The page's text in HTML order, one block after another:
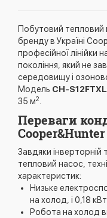
Побутовий тепловий
бренду в Україні
професійної лінійки
покоління, який не
середовищу і
Модель CH-
35 м2
Переваги
Завдяки інверторній
тепловий насос,
характеристик:
Низьке
на холод, і 0,18
Робота на холод